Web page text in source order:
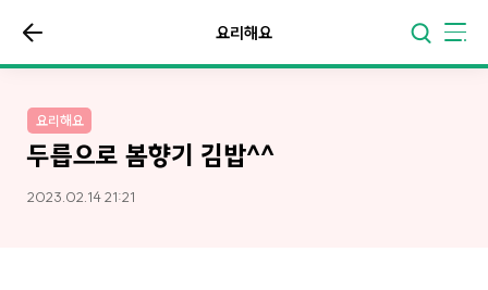
요리해요
요리해요
두릅으로 봄향기 김밥^^
2023.02.14 21:21